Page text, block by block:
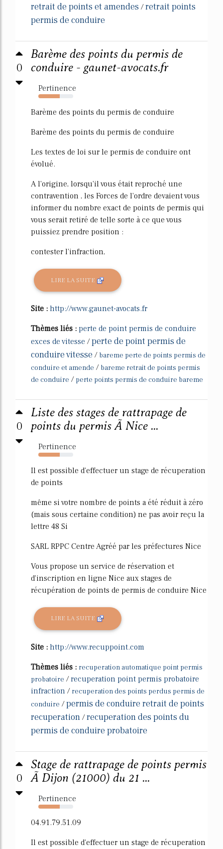
retrait de points et amendes /retrait points
permis de conduire
0
Barème des points du permis de
conduire - gaunet-avocats.fr
Pertinence
61%
Barème des points du permis de conduire
Barème des points du permis de conduire
Les textes de loi sur le permis de conduire ont
évolué.
A l'origine, lorsqu'il vous était reproché une
contravention , les Forces de l'ordre devaient vous
informer du nombre exact de points de permis qui
vous serait retiré de telle sorte à ce que vous
puissiez prendre position :
contester l'infraction,
LIRE LA SUITE
Site : http://www.gaunet-avocats.fr
Thèmes liés : perte de point permis de conduire
exces de vitesse /perte de point permis de
conduire vitesse / bareme perte de points permis de
conduire et amende / bareme retrait de points permis
de conduire / perte points permis de conduire bareme
0
Liste des stages de rattrapage de
points du permis Ã Nice ...
Pertinence
61%
Il est possible d'effectuer un stage de récuperation
de points
même si votre nombre de points a été réduit à zéro
(mais sous certaine condition) ne pas avoir reçu la
lettre 48 Si
SARL RPPC Centre Agréé par les préfectures Nice
Vous propose un service de réservation et
d'inscription en ligne Nice aux stages de
récupération de points de permis de conduire Nice
LIRE LA SUITE
Site : http://www.recuppoint.com
Thèmes liés : recuperation automatique point permis
probatoire /recuperation point permis probatoire
infraction / recuperation des points perdus permis de
conduire /permis de conduire retrait de points
recuperation /recuperation des points du
permis de conduire probatoire
0
Stage de rattrapage de points permis
Ã Dijon (21000) du 21 ...
Pertinence
61%
04.91.79.51.09
Il est possible d'effectuer un stage de récuperation